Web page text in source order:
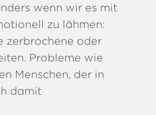
wenn wir es mit
zu lähmen:
zerbrochene oder
Probleme wie
Menschen, der in
damit